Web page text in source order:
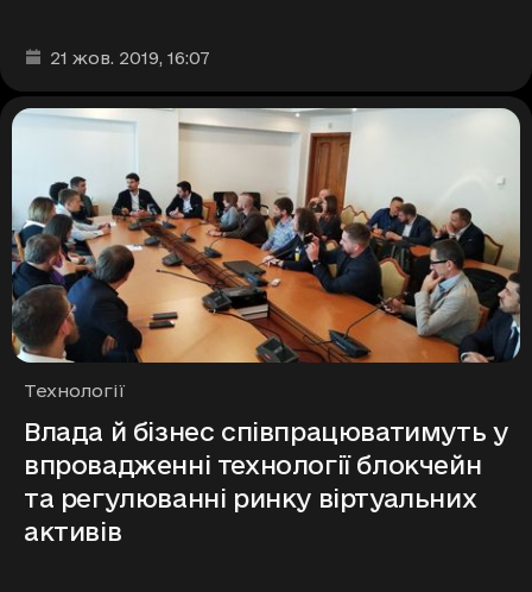
Дата та час публікації
21 жов. 2019, 16:07
Рубрики
Технології
Влада й бізнес співпрацюватимуть у
впровадженні технології блокчейн
та регулюванні ринку віртуальних
активів